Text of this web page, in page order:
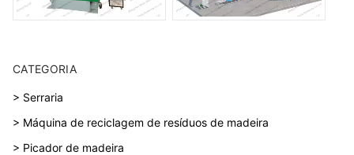
CATEGORIA
> Serraria
> Máquina de reciclagem de resíduos de madeira
> Picador de madeira